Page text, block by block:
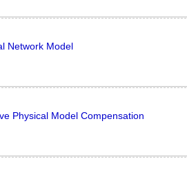
Network Model
Physical Model Compensation